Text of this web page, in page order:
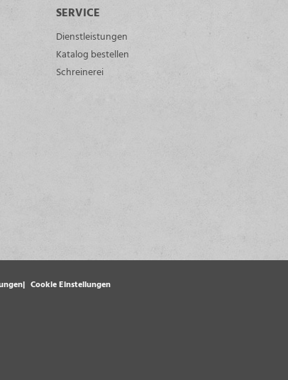
SERVICE
Dienstleistungen
Katalog bestellen
Schreinerei
Cookie Einstellungen